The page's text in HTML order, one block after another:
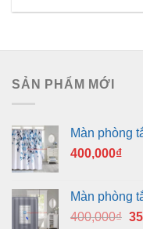
SẢN PHẨM MỚI
Màn phòng
400,000₫
Màn phòng
400,000₫